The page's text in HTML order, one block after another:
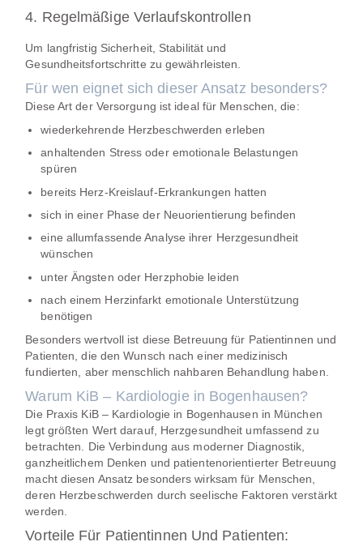
4. Regelmäßige Verlaufskontrollen
Um langfristig Sicherheit, Stabilität und
Gesundheitsfortschritte zu gewährleisten.
Für wen eignet sich dieser Ansatz besonders?
Diese Art der Versorgung ist ideal für Menschen, die:
wiederkehrende Herzbeschwerden erleben
anhaltenden Stress oder emotionale Belastungen
spüren
bereits Herz-Kreislauf-Erkrankungen hatten
sich in einer Phase der Neuorientierung befinden
eine allumfassende Analyse ihrer Herzgesundheit
wünschen
unter Ängsten oder Herzphobie leiden
nach einem Herzinfarkt emotionale Unterstützung
benötigen
Besonders wertvoll ist diese Betreuung für Patientinnen und
Patienten, die den Wunsch nach einer medizinisch
fundierten, aber menschlich nahbaren Behandlung haben.
Warum KiB – Kardiologie in Bogenhausen?
Die Praxis KiB – Kardiologie in Bogenhausen in München
legt größten Wert darauf, Herzgesundheit umfassend zu
betrachten. Die Verbindung aus moderner Diagnostik,
ganzheitlichem Denken und patientenorientierter Betreuung
macht diesen Ansatz besonders wirksam für Menschen,
deren Herzbeschwerden durch seelische Faktoren verstärkt
werden.
Vorteile Für Patientinnen Und Patienten: